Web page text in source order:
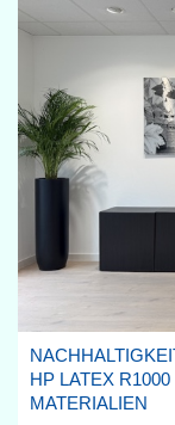
HP LATEX
MATERIALIEN